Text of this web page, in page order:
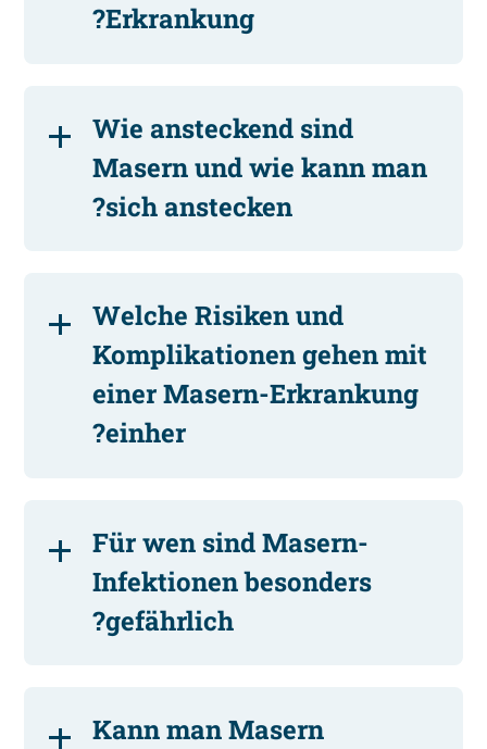
Erkrankung?
Wie ansteckend sind
Masern und wie kann man
sich anstecken?
Welche Risiken und
Komplikationen gehen mit
einer Masern-Erkrankung
einher?
Für wen sind Masern-
Infektionen besonders
gefährlich?
Kann man Masern